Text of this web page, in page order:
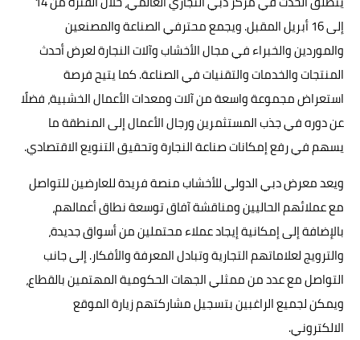
إلى 16 أبريل المقبل. ويجمع محترفي الصناعة والمصنعين
والموردين والخبراء في مجال الأخشاب وآلات النجارة لعرض أحدث
المنتجات والخدمات والتقنيات في الصناعة. كما يتيح فرصة
استعراض مجموعة واسعة من آلات ومعدات الأعمال الخشبية، فضلًا
عن دوره في جذب المستثمرين ورجال الأعمال إلى المنطقة ما
يسهم في رفع إمكانات صناعة النجارة وتحقيق التنويع الاقتصادي.
ويعد معرض دبي الدولي للأخشاب منصة فريدة للعارضين للتواصل
مع عملائهم الحاليين ومناقشة آفاق توسعة نطاق أعمالهم،
بالإضافة إلى إمكانية إيجاد عملاء محتملين من أسواق جديدة،
والترويج لعلاماتهم التجارية وتبادل المعرفة والأفكار. إلى جانب
التواصل مع عدد من ممثلي الجهات الحكومية المهتمين بالقطاع،
ويمكن لجميع الراغبين بتسجيل مشاركتهم زيارة الموقع
الالكتروني.